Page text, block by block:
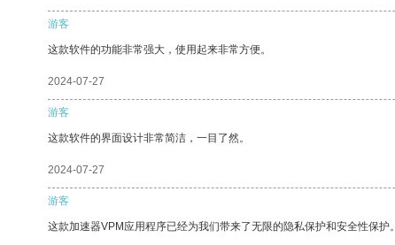
游客
这款软件的功能非常强大，使用起来非常方便。
2024-07-27
游客
这款软件的界面设计非常简洁，一目了然。
2024-07-27
游客
这款加速器VPM应用程序已经为我们带来了无限的隐私保护和安全性保护。